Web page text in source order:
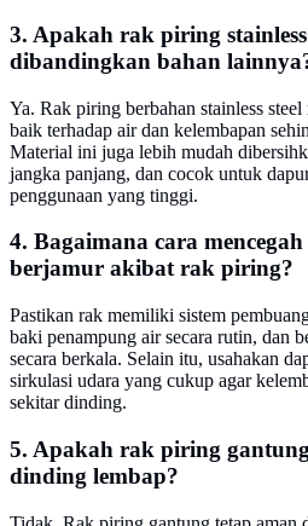
3. Apakah rak piring
dibandingkan bahan
Ya. Rak piring berbahan stainless
baik terhadap air dan kelembapan
Material ini juga lebih mudah
jangka panjang, dan cocok untuk
penggunaan yang tinggi.
4. Bagaimana cara
berjamur akibat rak piring?
Pastikan rak memiliki sistem
baki penampung air secara rutin, dan
secara berkala. Selain itu, usahakan
sirkulasi udara yang cukup agar
sekitar dinding.
5. Apakah rak piring
dinding lembap?